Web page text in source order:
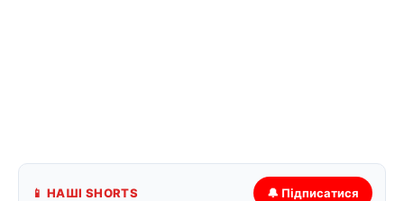
📱 НАШІ SHORTS 🔔 Підписатися